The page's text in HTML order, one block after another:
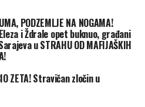
PODZEMLJE NA NOGAMA!
i Ždrale opet buknuo, građani
u STRAHU OD MAFIJAŠKIH
ZETA! Stravičan zločin u